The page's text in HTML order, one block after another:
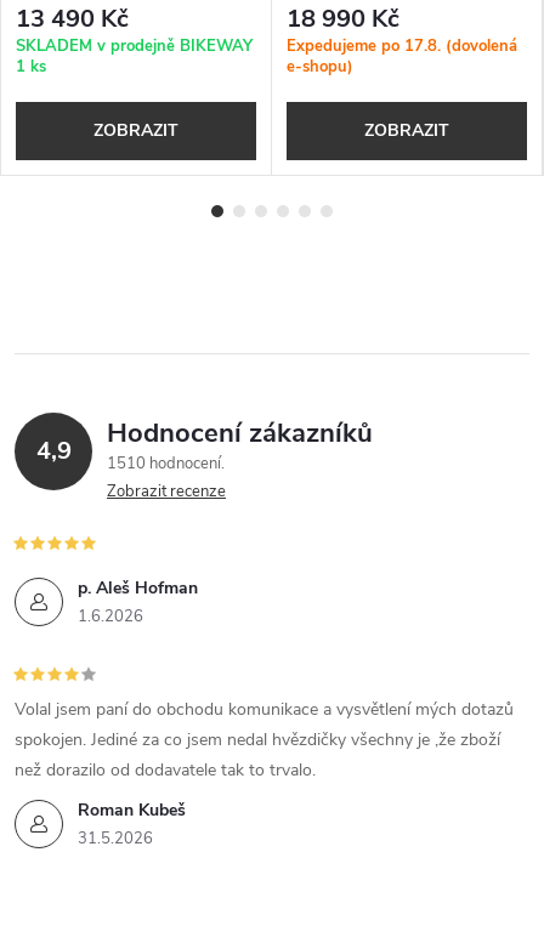
Reflective
13 490 Kč
SKLADEM v prodejně BIKEWAY
1 ks
ZOBRAZIT
18 990 Kč
Expedujeme po 17.8. (dovolená
e-shopu)
ZOBRAZIT
4,9 Hodnocení zákazníků
1510 hodnocení
Zobrazit recenze
p. Aleš Hofman
1.6.2026
Roman Kubeš
31.5.2026
Volal jsem paní do obchodu komunikace a vysvětlení mých dotazů
spokojen. Jediné za co jsem nedal hvězdičky všechny je ,že zboží
než dorazilo od dodavatele tak to trvalo.